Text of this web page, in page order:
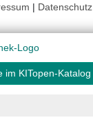
| Datenschutz
im KITopen-Katalog